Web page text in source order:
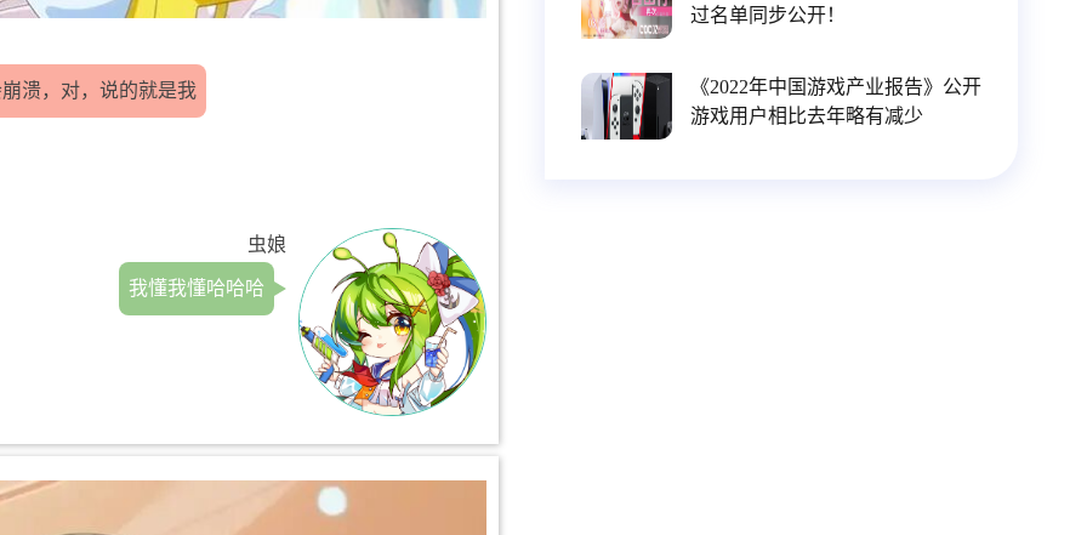
溃，对，说的就是我
虫娘
我懂我懂哈哈哈
过名单同步公开！
《2022年中国游戏产业报告》公开
游戏用户相比去年略有减少